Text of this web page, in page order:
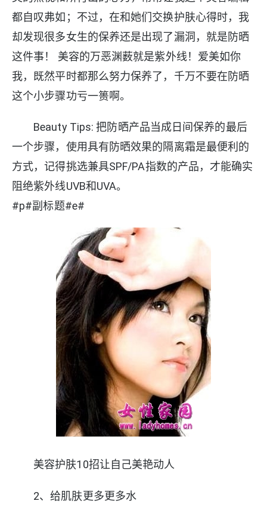
都自叹弗如；不过，在和她们交换护肤心得时，我
却发现很多女生的保养还是出现了漏洞，就是防晒
这件事！ 美容的万恶渊薮就是紫外线！爱美如你
我，既然平时都那么努力保养了，千万不要在防晒
这个小步骤功亏一篑啊。
Beauty Tips: 把防晒产品当成日间保养的最后
一个步骤，使用具有防晒效果的隔离霜是最便利的
方式，记得挑选兼具SPF/PA指数的产品，才能确实
阻绝紫外线UVB和UVA。
#p#副标题#e#
美容护肤10招让自己美艳动人
2、给肌肤更多更多水